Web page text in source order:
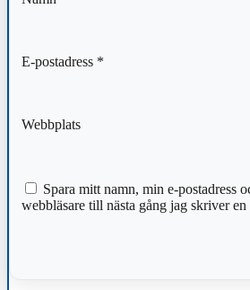
E-postadress *
Webbplats
Spara mitt namn, min e-postadress
webbläsare till nästa gång jag skriver en